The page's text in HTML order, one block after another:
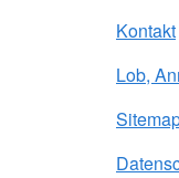
Kontakt
Lob,